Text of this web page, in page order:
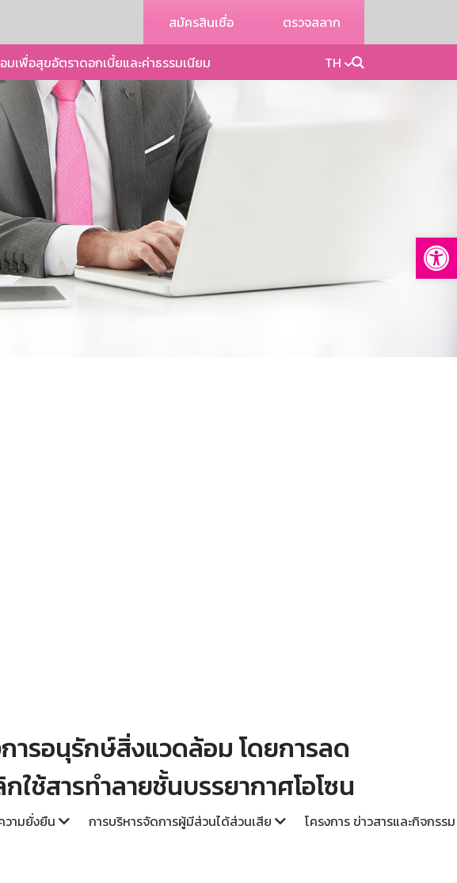
สมัครสินเชื่อ ตรวจสลาก
มเพื่อสุขอัตราดอกเบี้ยและค่าธรรมเนียม TH
ารอนุรักษ์สิ่งแวดล้อม โดยการลด
กใช้สารทำลายชั้นบรรยากาศโอโซน
วามยั่งยืน การบริหารจัดการผู้มีส่วนได้ส่วนเสีย โครงการ ข่าวสารและกิจกรร